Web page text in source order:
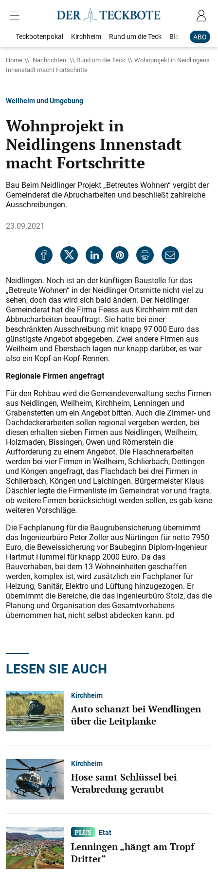
ABO
Teckbotenpokal Kirchheim Rund um die Teck Blaulicht
Home Nachrichten Rund um die Teck
Wohnprojekt in Neidlingens
Innenstadt macht Fortschritte
Weilheim und Umgebung
Wohnprojekt in
Neidlingens Innenstadt
macht Fortschritte
Bau Beim Neidlinger Projekt „Betreutes Wohnen“ vergibt der
Gemeinderat die Abrucharbeiten und beschließt zahlreiche
Ausschreibungen.
23.09.2021
Neidlingen. Noch ist an der künftigen Baustelle für das
„Betreute Wohnen“ in der Neidlinger Ortsmitte nicht viel zu
sehen, doch das wird sich bald ändern. Der Neidlinger
Gemeinderat hat die Firma Feess aus Kirchheim mit den
Abbrucharbeiten beauftragt. Sie hatte bei einer
beschränkten Ausschreibung mit knapp 97 000 Euro das
günstigste Angebot abgegeben. Zwei andere Firmen aus
Weilheim und Ebersbach lagen nur knapp darüber, es war
also ein Kopf-an-Kopf-Rennen.
Regionale Firmen angefragt
Für den Rohbau wird die Gemeindeverwaltung sechs Firmen
aus Neidlingen, Weilheim, Kirchheim, Lenningen und
Grabenstetten um ein Angebot bitten. Auch die Zimmer- und
Dachdeckerarbeiten sollen regional vergeben werden, bei
diesen erhalten sieben Firmen aus Neidlingen, Weilheim,
Holzmaden, Bissingen, Owen und Römerstein die
Aufforderung zu einem Angebot. Die Flaschnerarbeiten
werden bei vier Firmen in Weilheim, Schlierbach, Dettingen
und Köngen angefragt, das Flachdach bei drei Firmen in
Schlierbach, Köngen und Laichingen. Bürgermeister Klaus
Däschler legte die Firmenliste im Gemeindrat vor und fragte,
ob weitere Firmen berücksichtigt werden sollen, es gab keine
weiteren Vorschläge.
Die Fachplanung für die Baugrubensicherung übernimmt
das Ingenieurbüro Peter Zoller aus Nürtingen für netto 7950
Euro, die Beweissicherung vor Baubeginn Diplom-Ingenieur
Hartmut Hummel für knapp 2000 Euro. Da das
Bauvorhaben, bei dem 13 Wohneinheiten geschaffen
werden, komplex ist, wird zusätzlich ein Fachplaner für
Heizung, Sanitär, Elektro und Lüftung hinzugezogen. Er
übernimmt die Bereiche, die das Ingenieurbüro Stolz, das die
Planung und Organisation des Gesamtvorhabens
übernommen hat, nicht selbst abdecken kann. pd
LESEN SIE AUCH
Kirchheim
Auto schanzt bei Wendlingen
über die Leitplanke
Kirchheim
Hose samt Schlüssel bei
Verabredung geraubt
Etat
Lenningen „hängt am Tropf
Dritter“